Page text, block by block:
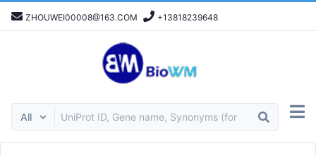
ZHOUWEI00008@163.COM +13818239648